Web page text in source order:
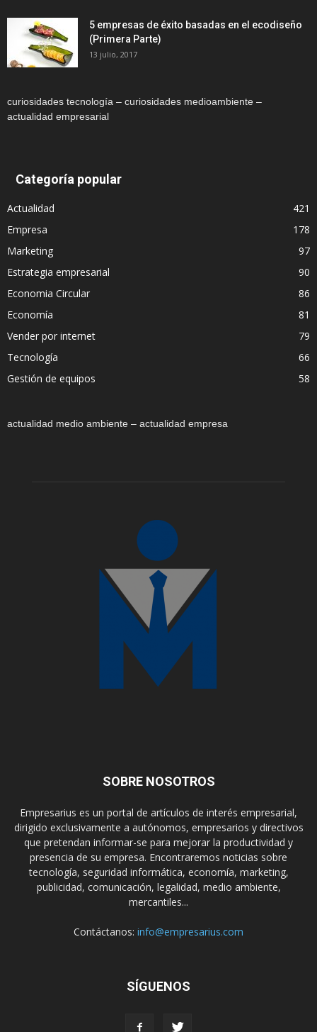
5 empresas de éxito basadas en el ecodiseño
(Primera Parte)
13 julio, 2017
curiosidades tecnología – curiosidades medioambiente –
actualidad empresarial
Categoría popular
Actualidad
421
Empresa
178
Marketing
97
Estrategia empresarial
90
Economia Circular
86
Economía
81
Vender por internet
79
Tecnología
66
Gestión de equipos
58
actualidad medio ambiente – actualidad empresa
SOBRE NOSOTROS
Empresarius es un portal de artículos de interés empresarial,
dirigido exclusivamente a autónomos, empresarios y directivos
que pretendan informar-se para mejorar la productividad y
presencia de su empresa. Encontraremos noticias sobre
tecnología, seguridad informática, economía, marketing,
publicidad, comunicación, legalidad, medio ambiente,
mercantiles...
Contáctanos: info@empresarius.com
SÍGUENOS